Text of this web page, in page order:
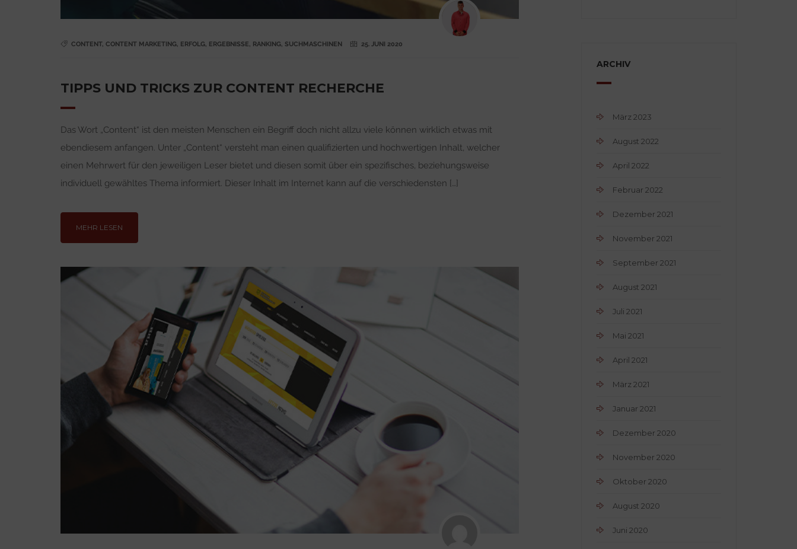
CONTENT, CONTENT MARKETING, ERFOLG, ERGEBNISSE, RANKING, SUCHMASCHINEN 25. JUNI 2020
TIPPS UND TRICKS ZUR CONTENT RECHERCHE
Das Wort „Content“ ist den meisten Menschen ein Begriff doch nicht allzu viele können wirklich etwas mit
ebendiesem anfangen. Unter „Content“ versteht man einen qualifizierten und hochwertigen Inhalt, welcher
einen Mehrwert für den jeweiligen Leser bietet und diesen somit über ein spezifisches, beziehungsweise
individuell gewähltes Thema informiert. Dieser Inhalt im Internet kann auf die verschiedensten […]
MEHR LESEN
ARCHIV
März 2023
August 2022
April 2022
Februar 2022
Dezember 2021
November 2021
September 2021
August 2021
Juli 2021
Mai 2021
April 2021
März 2021
Januar 2021
Dezember 2020
November 2020
Oktober 2020
August 2020
Juni 2020